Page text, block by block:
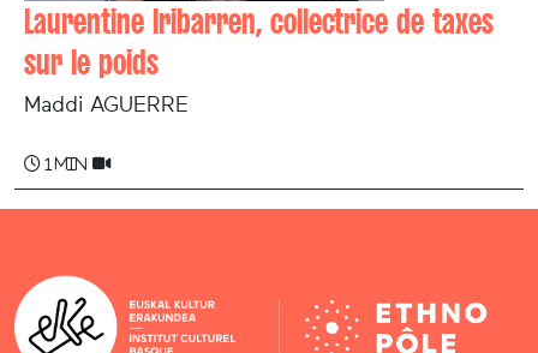
Laurentine Iribarren, collectrice de taxes
sur le poids
Maddi AGUERRE
1 min